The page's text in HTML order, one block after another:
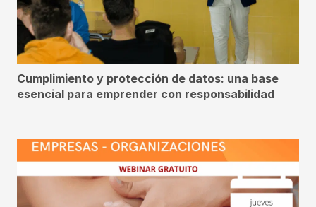
Cumplimiento y protección de datos: una base
esencial para emprender con responsabilidad